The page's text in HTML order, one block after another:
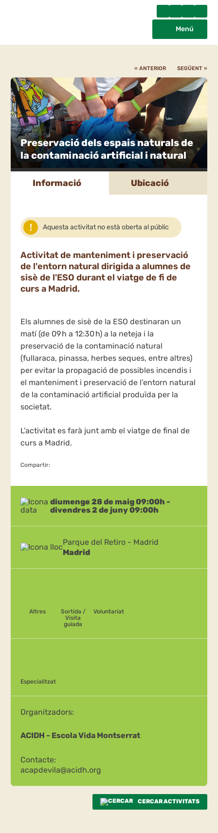
Menú
« ANTERIOR SEGÜENT »
Preservació dels espais naturals de
la contaminació artificial i natural
Informació Ubicació
Aquesta activitat no està oberta al públic
Activitat de manteniment i preservació
de l'entorn natural dirigida a alumnes de
sisè de l'ESO durant el viatge de fi de
curs a Madrid.
Els alumnes de sisè de la ESO destinaran un
matí (de 09 h a 12:30 h) a la neteja i la
preservació de la contaminació natural
(fullaraca, pinassa, herbes seques, entre altres)
per evitar la propagació de possibles incendis i
el manteniment i preservació de l’entorn natural
de la contaminació artificial produïda per la
societat.
L’activitat es farà junt amb el viatge de final de
curs a Madrid.
Compartir:
diumenge 28 de maig 09:00h -
divendres 2 de juny 09:00h
Parque del Retiro - Madrid
Madrid
Altres
Sortida /
Visita
guiada
Voluntariat
Especialitzat
Organitzadors:
ACIDH - Escola Vida Montserrat
Contacte:
acapdevila@acidh.org
CERCAR ACTIVITATS